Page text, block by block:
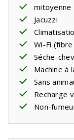
est attenante à la
chaussée. La
simples
comme les deux
la deuxième salle
et lavabo. Il y a
L'une des
des pierres
réservée avec
mitoyenne
Jacuzzi
Wi-Fi
Séche-
Machine à
Sans
Recharge
Non-